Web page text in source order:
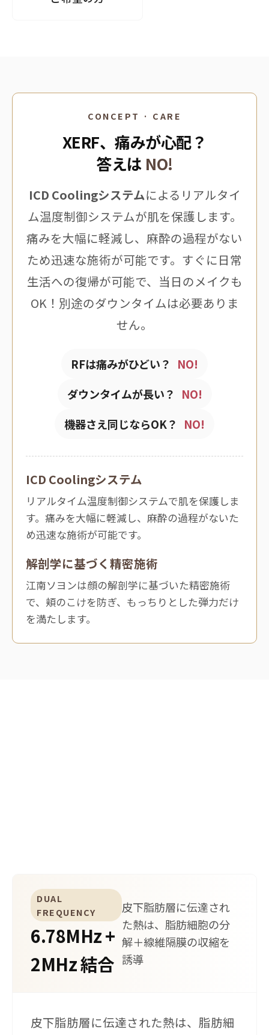
CONCEPT · CARE
XERF、痛みが心配？
答えは NO!
ICD Coolingシステムによるリアルタイ
ム温度制御システムが肌を保護します。
痛みを大幅に軽減し、麻酔の過程がない
ため迅速な施術が可能です。すぐに日常
生活への復帰が可能で、当日のメイクも
OK！別途のダウンタイムは必要ありま
せん。
RFは痛みがひどい？
NO!
ダウンタイムが長い？
NO!
機器さえ同じならOK？
NO!
ICD Coolingシステム
リアルタイム温度制御システムで肌を保護しま
す。痛みを大幅に軽減し、麻酔の過程がないた
め迅速な施術が可能です。
解剖学に基づく精密施術
江南ソヨンは顔の解剖学に基づいた精密施術
で、頬のこけを防ぎ、もっちりとした弾力だけ
を満たします。
DUAL
FREQUENCY
6.78MHz +
2MHz 結合
皮下脂肪層に伝達され
た熱は、脂肪細胞の分
解＋線維隔膜の収縮を
誘導
皮下脂肪層に伝達された熱は、脂肪細